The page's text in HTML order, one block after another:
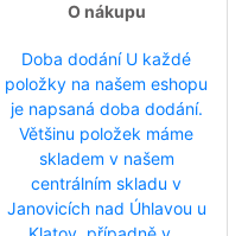
O nákupu
Doba dodání U každé
položky na našem eshopu
je napsaná doba dodání.
Většinu položek máme
skladem v našem
centrálním skladu v
Janovicích nad Úhlavou u